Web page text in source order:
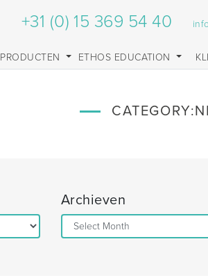
+31 (0) 15 369 54 40
PRODUCTEN ETHOS EDUCATION
CATEGORY:
Archieven
Archieven